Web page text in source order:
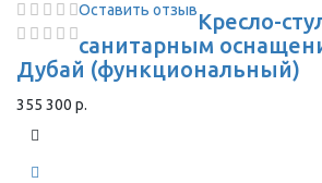
Оставить отзывКресло-
санитарным
Дубай (функциональный)
355 300 р.